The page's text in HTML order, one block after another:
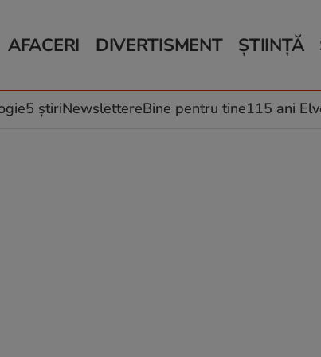
AFACERI
Auto
Locuri de muncă
DIVERTISMENT
Horoscop
Muzică și Filme
ȘTIINȚĂ
Schimbări
5 știriNewslettereBine pentru tine115 ani